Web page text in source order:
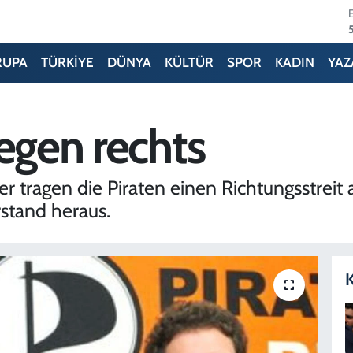
TÜRKİYE DÜNYA KÜLTÜR SPOR KADIN
rechts
tragen die Piraten einen Richtungsstreit
heraus.